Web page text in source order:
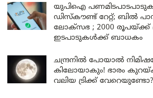
യുപിഐ
ഡിസ്കൗണ്ട് റേറ്റ്; ബിൽ
ലോക്സഭ ; 2000 രൂപയ്ക്ക്
ഇടപാടുകൾക്ക് ബാധകം
ചന്ദ്രനിൽ പോയാൽ
കിലോയാകും! ഭാരം
വലിയ ട്രിക്ക് വേറെയുണ്ടോ?